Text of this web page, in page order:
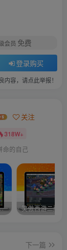
会员 免费
登录购买
容，请点此举报！
关注
318W+
命的自己
渡劫化圣助战最新BB谛听…. 笑傲西游二版-
下一篇